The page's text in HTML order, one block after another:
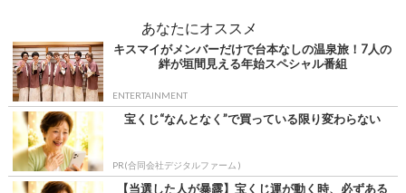
あなたにオススメ
キスマイがメンバーだけで台本なしの温泉旅！7人の
絆が垣間見える年始スペシャル番組
ENTERTAINMENT
宝くじ“なんとなく”で買っている限り変わらない
PR(合同会社デジタルファーム )
【当選した人が暴露】宝くじ運が動く時、必ずある